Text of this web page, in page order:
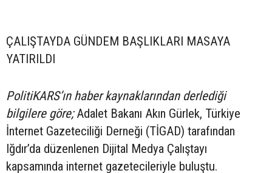
ÇALIŞTAYDA GÜNDEM BAŞLIKLARI MASAYA
YATIRILDI
PolitiKARS’ın haber kaynaklarından derlediği
bilgilere göre;Adalet Bakanı Akın Gürlek, Türkiye
İnternet Gazeteciliği Derneği (TİGAD) tarafından
Iğdır’da düzenlenen Dijital Medya Çalıştayı
kapsamında internet gazetecileriyle buluştu.